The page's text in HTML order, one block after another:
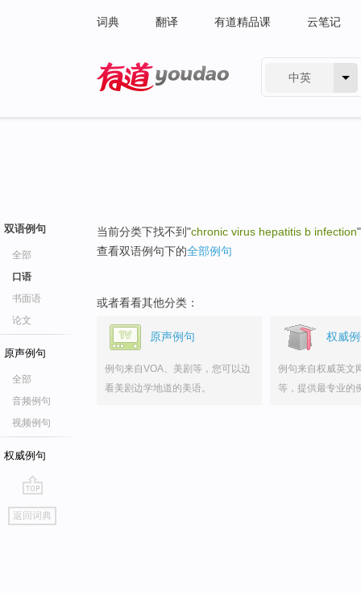
词典 翻译 有道精品课 云笔记
中英
双语例句
全部
口语
书面语
论文
原声例句
全部
音频例句
视频例句
权威例句
go
top
返回词典
当前分类下找不到"chronic virus hepatitis b infection
查看双语例句下的全部例句
或者看看其他分类：
原声例句
例句来自VOA、美剧等，您可以边
看美剧边学地道的美语。
权威
例句来自权威英文
等，提供最专业的